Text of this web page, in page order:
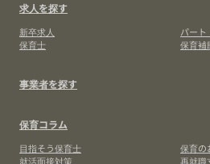
求人を探す
新卒求人
パート
保育士
保育補
事業者を探す
保育コラム
目指そう保育士
保育の
就活面接対策
再就職